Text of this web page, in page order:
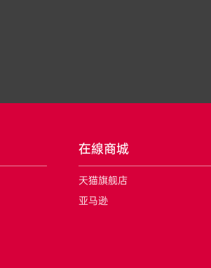
在線商城
天猫旗舰店
亚马逊